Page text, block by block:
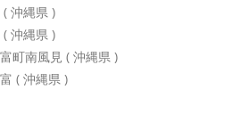
沖縄県 )
沖縄県 )
南風見 ( 沖縄県 )
沖縄県 )